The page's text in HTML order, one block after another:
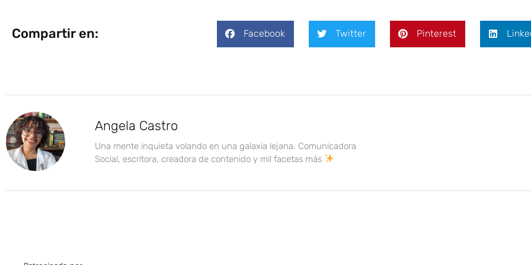
Compartir en: Facebook Twitter Pinterest
Angela Castro
Una mente inquieta volando en una galaxia lejana. Comunicadora
Social, escritora, creadora de contenido y mil facetas más